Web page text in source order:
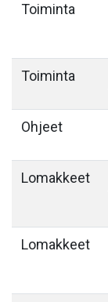
Toiminta
Toiminta
Ohjeet
Lomakkeet
Lomakkeet